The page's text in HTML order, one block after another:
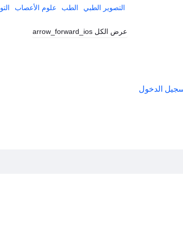
التصوير الطبي الطب علوم الأعصاب
عرض الكل arrow_forward_ios
الدخول